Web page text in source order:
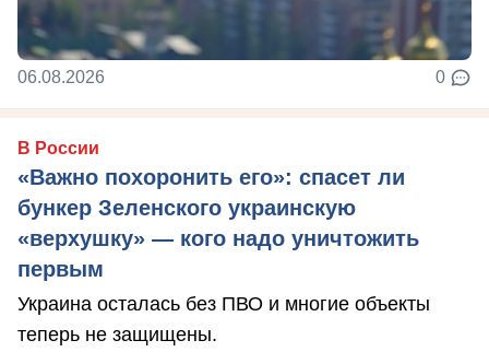
06.08.2026 0
В России
«Важно похоронить его»: спасет ли
бункер Зеленского украинскую
«верхушку» — кого надо уничтожить
первым
Украина осталась без ПВО и многие объекты
теперь не защищены.